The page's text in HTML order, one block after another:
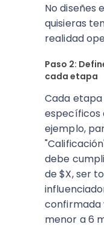
No diseñes
quisieras
realidad
Paso 2:
cada etapa
Cada
específicos
ejemplo,
debe
de $X, ser
confirmada
menor a 6